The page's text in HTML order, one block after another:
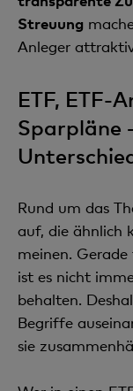
Streuung
Anleger
ETF, ETF-
Sparpläne
Rund um das
auf, die ähnlich
meinen.
ist es nicht
behalten.
Begriffe
sie